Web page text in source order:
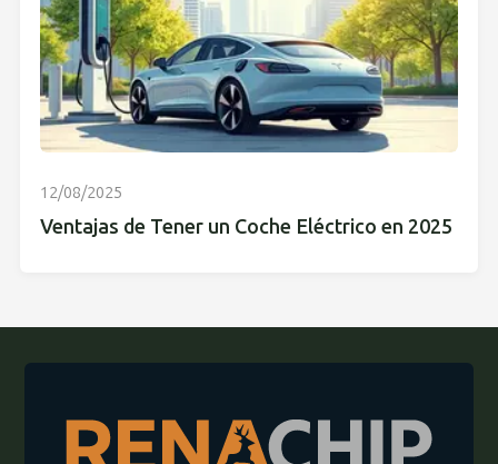
12/08/2025
Ventajas de Tener un Coche Eléctrico en 2025